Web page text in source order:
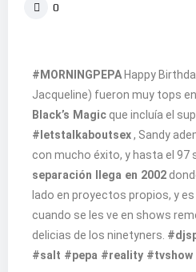
0
#MORNINGPEPA Happy
Jacqueline) fueron muy tops
Black’s Magic que incluía el
#letstalkaboutsex, Sandy
con mucho éxito, y hasta el 97
separación llega en 2002
lado en proyectos propios, y
cuando se les ve en shows
delicias de los ninetyners.
#salt #pepa #reality #tvshow